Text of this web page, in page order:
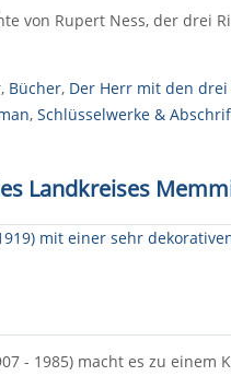
von Rupert Ness, der drei
, Bücher, Der Herr mit den drei
, Schlüsselwerke &
Landkreises
- 1985) macht es zu